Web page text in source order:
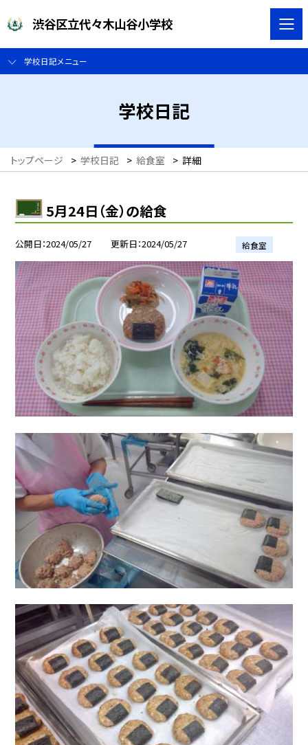
渋谷区立代々木山谷小学校
学校日記メニュー
学校日記
トップページ > 学校日記 > 給食室 > 詳細
5月24日（金）の給食
公開日 2024/05/27 更新日 2024/05/27 給食室